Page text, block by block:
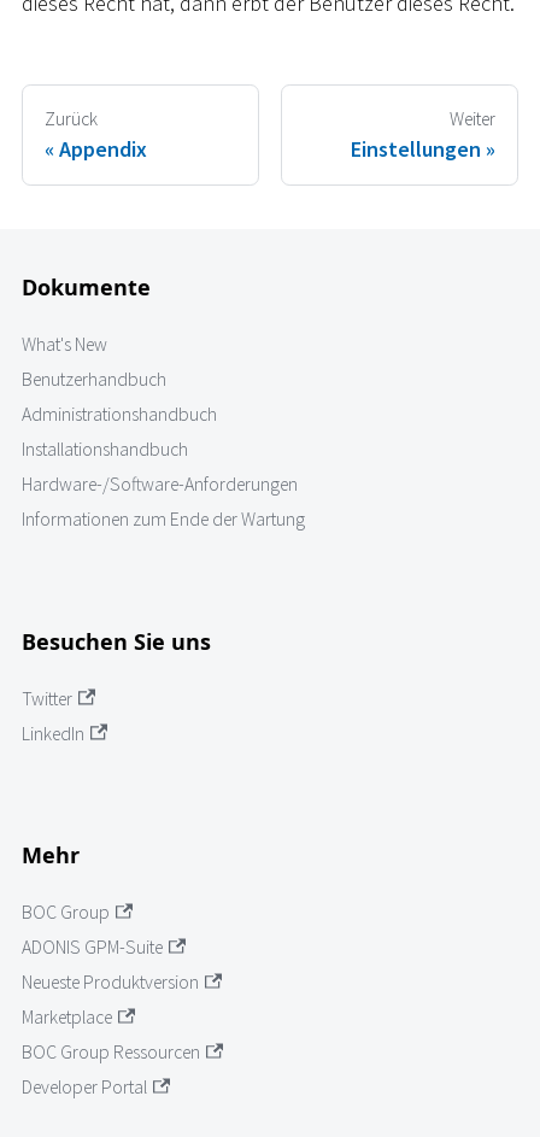
Zurück
Appendix
Weiter
Einstellungen
Dokumente
What's New
Benutzerhandbuch
Administrationshandbuch
Installationshandbuch
Hardware-/Software-Anforderungen
Informationen zum Ende der Wartung
Besuchen Sie uns
Twitter
LinkedIn
Mehr
BOC Group
ADONIS GPM-Suite
Neueste Produktversion
Marketplace
BOC Group Ressourcen
Developer Portal